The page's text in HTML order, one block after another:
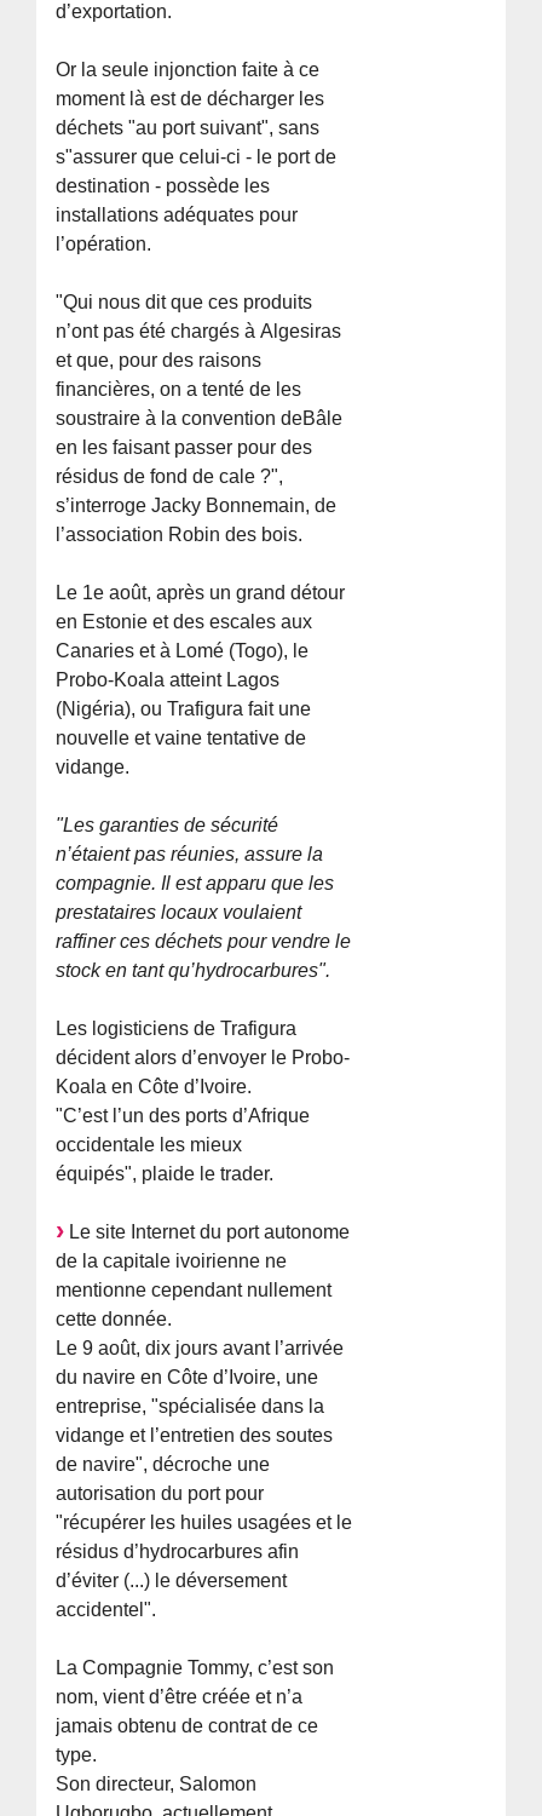
d’exportation.
Or la seule injonction faite à ce
moment là est de décharger les
déchets "au port suivant", sans
s"assurer que celui-ci - le port de
destination - possède les
installations adéquates pour
l’opération.
"Qui nous dit que ces produits
n’ont pas été chargés à Algesiras
et que, pour des raisons
financières, on a tenté de les
soustraire à la convention deBâle
en les faisant passer pour des
résidus de fond de cale ?",
s’interroge Jacky Bonnemain, de
l’association Robin des bois.
Le 1e août, après un grand détour
en Estonie et des escales aux
Canaries et à Lomé (Togo), le
Probo-Koala atteint Lagos
(Nigéria), ou Trafigura fait une
nouvelle et vaine tentative de
vidange.
"Les garanties de sécurité
n’étaient pas réunies, assure la
compagnie. Il est apparu que les
prestataires locaux voulaient
raffiner ces déchets pour vendre le
stock en tant qu’hydrocarbures".
Les logisticiens de Trafigura
décident alors d’envoyer le Probo-
Koala en Côte d’Ivoire.
"C’est l’un des ports d’Afrique
occidentale les mieux
équipés", plaide le trader.
Le site Internet du port autonome
de la capitale ivoirienne ne
mentionne cependant nullement
cette donnée.
Le 9 août, dix jours avant l’arrivée
du navire en Côte d’Ivoire, une
entreprise, "spécialisée dans la
vidange et l’entretien des soutes
de navire", décroche une
autorisation du port pour
"récupérer les huiles usagées et le
résidus d’hydrocarbures afin
d’éviter (...) le déversement
accidentel".
La Compagnie Tommy, c’est son
nom, vient d’être créée et n’a
jamais obtenu de contrat de ce
type.
Son directeur, Salomon